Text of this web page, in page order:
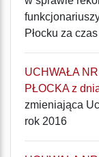
Płocku za
UCHWAŁA
PŁOCKA z
zmieniająca
rok 2016